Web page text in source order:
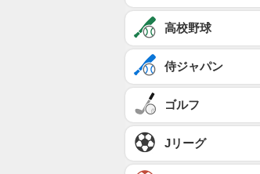
高校野球
侍ジャパン
ゴルフ
Jリーグ